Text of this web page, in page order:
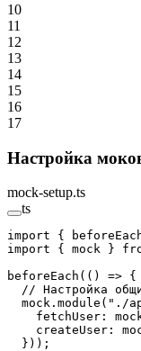
10
11
12
13
14
15
16
17
Настройка
mock-setup.ts
ts
import {
import { mock }
beforeEach (() => {
// Настройка
  mock.
module ( "./
    fetchUser:
    createUser:
  }));